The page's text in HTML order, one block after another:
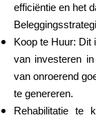
efficiëntie en het
Koop te Huur:
van investeren
van onroerend
te genereren.
Rehabilitatie te